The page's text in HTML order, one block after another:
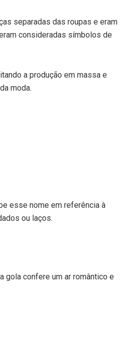
separadas das roupas e eram
consideradas símbolos de
a produção em massa e
moda.
esse nome em referência à
ou laços.
gola confere um ar romântico e